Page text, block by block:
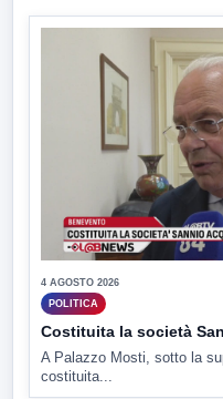
4 AGOSTO 2026
POLITICA
Costituita la società
A Palazzo Mosti, sotto la
costituita...